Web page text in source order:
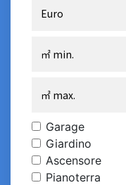
Garage
Giardino
Ascensore
Pianoterra